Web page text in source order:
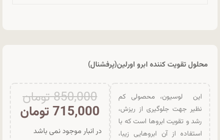
محلول تقویت کننده ابرو اورلین(پرفشنال)
این لوسیون، محصولی کم
نظیر جهت جلوگیری از ریزش،
رشد و تقویت ابروها است که با
استفاده از آن ابروهایی زیبا،
850,000تومان
715,000تومان
در انبار موجود نمی باشد